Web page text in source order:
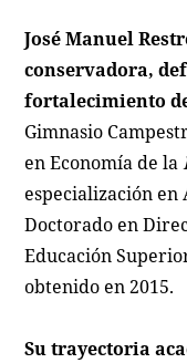
José Manuel
conservadora,
fortalecimiento
Gimnasio
en Economía de la
especialización
Doctorado en
Educación
obtenido en 2015.
Su trayectoria